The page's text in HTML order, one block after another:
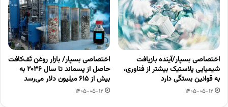
اختصاصی بسپار/آینده بازیافت
شیمیایی پلاستیک بیشتر از فناوری،
به قوانین بستگی دارد
1405-05-12
اختصاصی بسپار/ بازار روغن تَف‌کافت
حاصل از پسماند تا سال ۲۰۳۶ به
بیش از ۶۱۵ میلیون دلار می‌رسد
1405-05-12